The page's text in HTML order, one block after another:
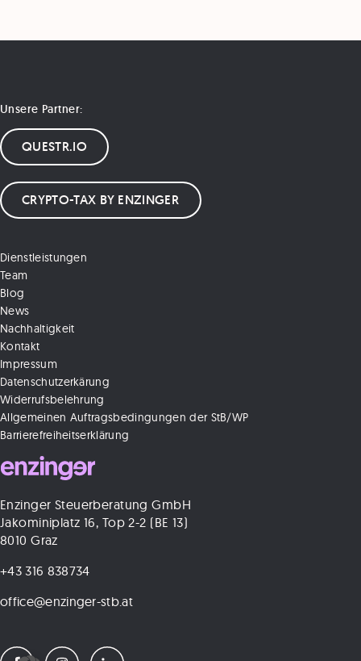
Enzinger Steuerberatung GmbH
Jakominiplatz 16, Top 2-2 (BE 13)
8010 Graz
+43 316 838734
office@enzinger-stb.at
Dienstleistungen
Team
Blog
News
Nachhaltigkeit
Kontakt
Impressum
Datenschutzerkärung
Widerrufsbelehrung
Allgemeinen Auftragsbedingungen der StB/WP
Barrierefreiheitserklärung
Unsere Partner:
QUESTR.IO
CRYPTO-TAX BY ENZINGER